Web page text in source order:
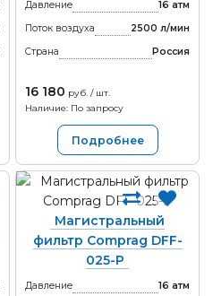
Давление
16 атм
Поток воздуха
2500 л/мин
Страна
Россия
16 180 руб. / шт.
Наличие: По запросу
Подробнее
Магистральный
фильтр Comprag DFF-
025-P
Давление
16 атм